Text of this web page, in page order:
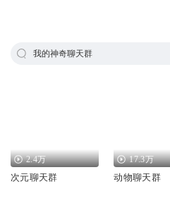
我的神奇聊天群
2.4万
次元聊天群
17.3万
动物聊天群